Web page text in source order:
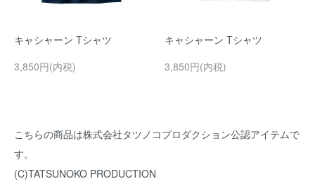
キャシャーン Tシャツ
3,850円(内税)
キャシャーン Tシャツ
3,850円(内税)
こちらの商品は株式会社タツノコプロダクション公認アイテムで
す。
(C)TATSUNOKO PRODUCTION